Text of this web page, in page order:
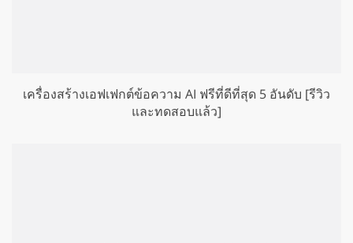
เครื่องสร้างเอฟเฟกต์ข้อความ AI ฟรีที่ดีที่สุด 5 อันดับ [รีวิว
และทดสอบแล้ว]